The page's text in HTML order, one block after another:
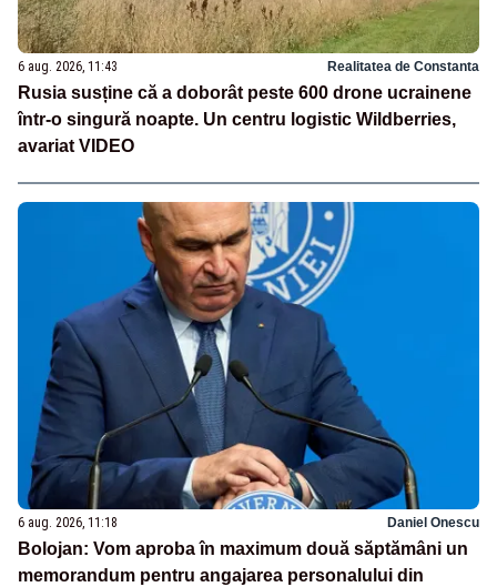
6 aug. 2026, 11:43 Realitatea de Constanta
Rusia susține că a doborât peste 600 drone ucrainene
într-o singură noapte. Un centru logistic Wildberries,
avariat VIDEO
6 aug. 2026, 11:18 Daniel Onescu
Bolojan: Vom aproba în maximum două săptămâni un
memorandum pentru angajarea personalului din